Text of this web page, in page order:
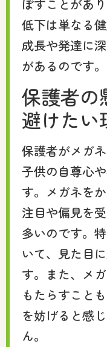
ぼすことがあ
低下は単なる
成長や発達に
があるのです。
保護者の
避けたい
保護者がメガ
子供の自尊心
す。メガネを
注目や偏見を
多いのです。
いて、見た目
す。また、メ
もたらすこと
を妨げると感
ん。